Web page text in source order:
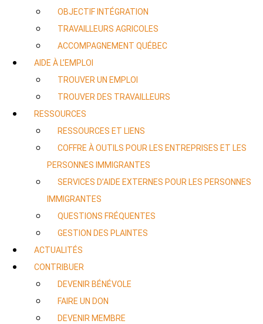
OBJECTIF INTÉGRATION
TRAVAILLEURS AGRICOLES
ACCOMPAGNEMENT QUÉBEC
AIDE À L’EMPLOI
TROUVER UN EMPLOI
TROUVER DES TRAVAILLEURS
RESSOURCES
RESSOURCES ET LIENS
COFFRE À OUTILS POUR LES ENTREPRISES ET LES
PERSONNES IMMIGRANTES
SERVICES D’AIDE EXTERNES POUR LES PERSONNES
IMMIGRANTES
QUESTIONS FRÉQUENTES
GESTION DES PLAINTES
ACTUALITÉS
CONTRIBUER
DEVENIR BÉNÉVOLE
FAIRE UN DON
DEVENIR MEMBRE